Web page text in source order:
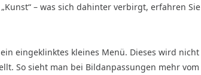
– was sich dahinter verbirgt, erfahren Sie
eingeklinktes kleines Menü. Dieses wird nicht
So sieht man bei Bildanpassungen mehr vom